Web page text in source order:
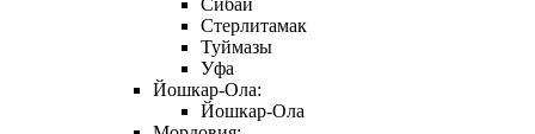
Сибай
Стерлитамак
Туймазы
Уфа
Йошкар-Ола:
Йошкар-Ола